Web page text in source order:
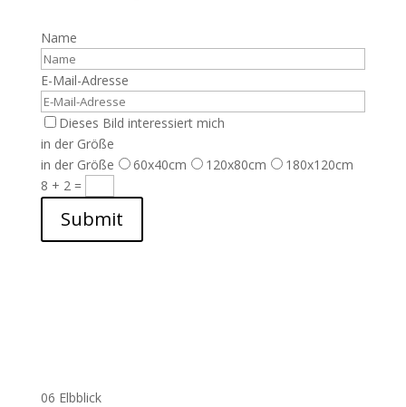
Name
E-Mail-Adresse
Dieses Bild interessiert mich
in der Größe
in der Größe
60x40cm 120x80cm
180x120cm
8 + 2=
Submit
06 Elbblick